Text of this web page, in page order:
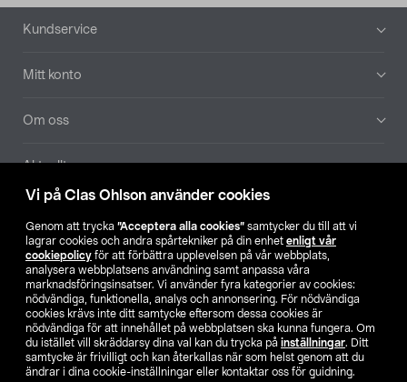
Vi på Clas Ohlson använder cookies
Genom att trycka ”Acceptera alla cookies” samtycker du till att vi
lagrar cookies och andra spårtekniker på din enhet enligt vår
cookiepolicy för att förbättra upplevelsen på vår webbplats,
analysera webbplatsens användning samt anpassa våra
marknadsföringsinsatser. Vi använder fyra kategorier av cookies:
nödvändiga, funktionella, analys och annonsering. För nödvändiga
cookies krävs inte ditt samtycke eftersom dessa cookies är
nödvändiga för att innehållet på webbplatsen ska kunna fungera. Om
du istället vill skräddarsy dina val kan du trycka på inställningar. Ditt
samtycke är frivilligt och kan återkallas när som helst genom att du
ändrar i dina cookie-inställningar eller kontaktar oss för guidning.
Sidfot
Kundservice
Mitt konto
Om oss
Aktuellt
Hitta butik
SE NO FI